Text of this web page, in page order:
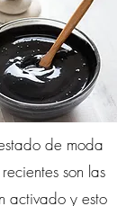
de moda
son las
activado y esto